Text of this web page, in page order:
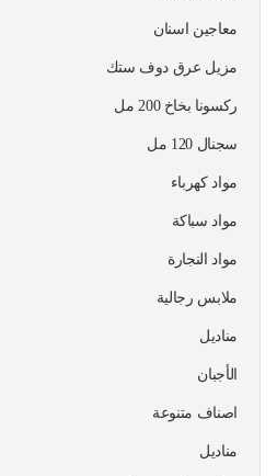
معاجين اسنان
مزيل عرق دوف ستك
ركسونا بخاخ 200 مل
سجنال 120 مل
مواد كهرباء
مواد سباكة
مواد النجارة
ملابس رجالية
مناديل
الأجبان
اصناف متنوعة
مناديل